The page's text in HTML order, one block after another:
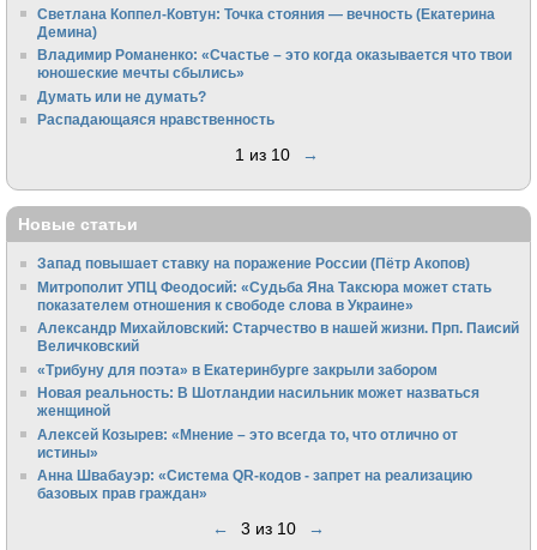
Светлана Коппел-Ковтун: Точка стояния — вечность (Екатерина
Демина)
Владимир Романенко: «Счастье – это когда оказывается что твои
юношеские мечты сбылись»
Думать или не думать?
Распадающаяся нравственность
1 из 10 →
Новые статьи
Запад повышает ставку на поражение России (Пётр Акопов)
Митрополит УПЦ Феодосий: «Судьба Яна Таксюра может стать
показателем отношения к свободе слова в Украине»
Алек­сандр Михайловский: Старчество в нашей жизни. Прп. Паисий
Величковский
«Трибуну для поэта» в Екатеринбурге закрыли забором
Новая реальность: В Шотландии насильник может назваться
женщиной
Алексей Козырев: «Мнение – это всегда то, что отлично от
истины»
Анна Швабауэр: «Система QR-кодов - запрет на реализацию
базовых прав граждан»
← 3 из 10 →